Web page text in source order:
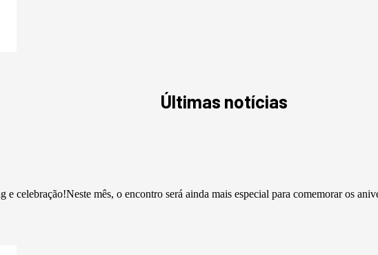
Últimas notícias
celebração!Neste mês, o encontro será ainda mais especial para comemorar os